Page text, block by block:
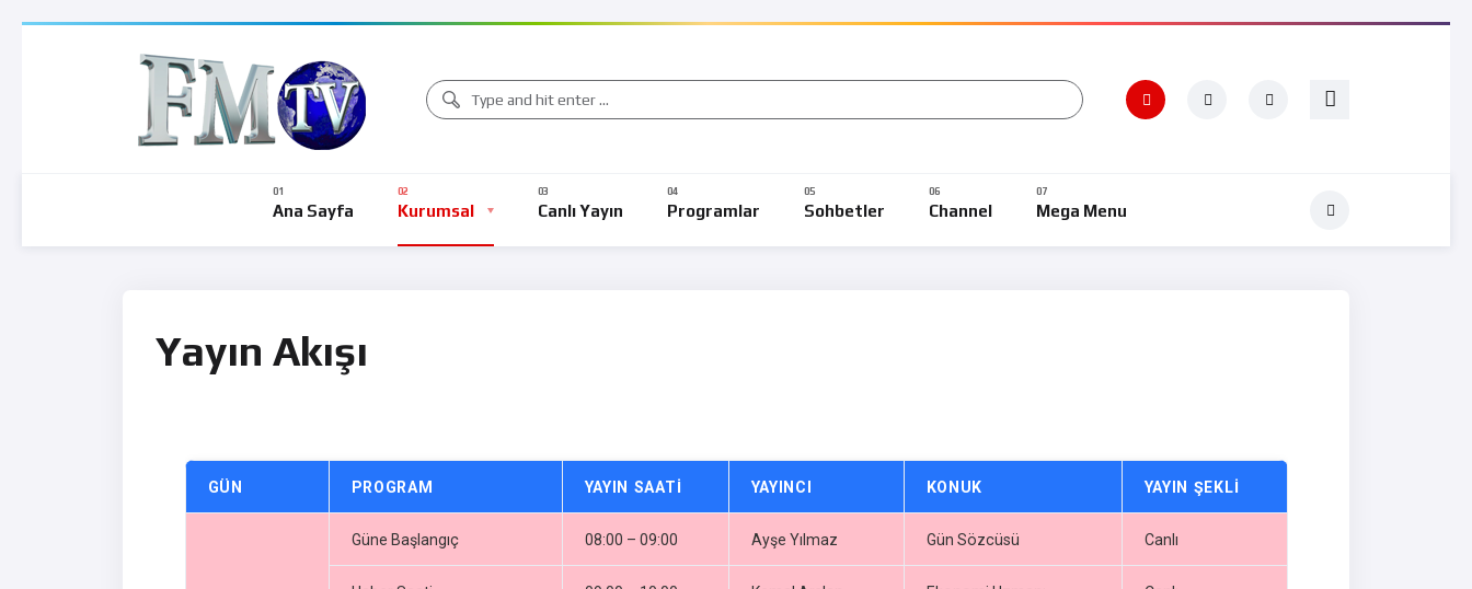
Ana Sayfa Kurumsal Canlı Yayın Programlar Sohbetler Channel Mega Menu
Yayın Akışı
GÜN PROGRAM YAYIN SAATI YAYINCI KONUK YAYIN ŞEKLI
Güne Başlangıç 08:00 – 09:00 Ayşe Yılmaz Gün Sözcüsü Canlı